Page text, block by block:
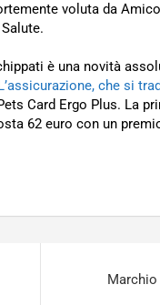
voluta da
è una novità
che si
Card Ergo Plus. La
62 euro con un